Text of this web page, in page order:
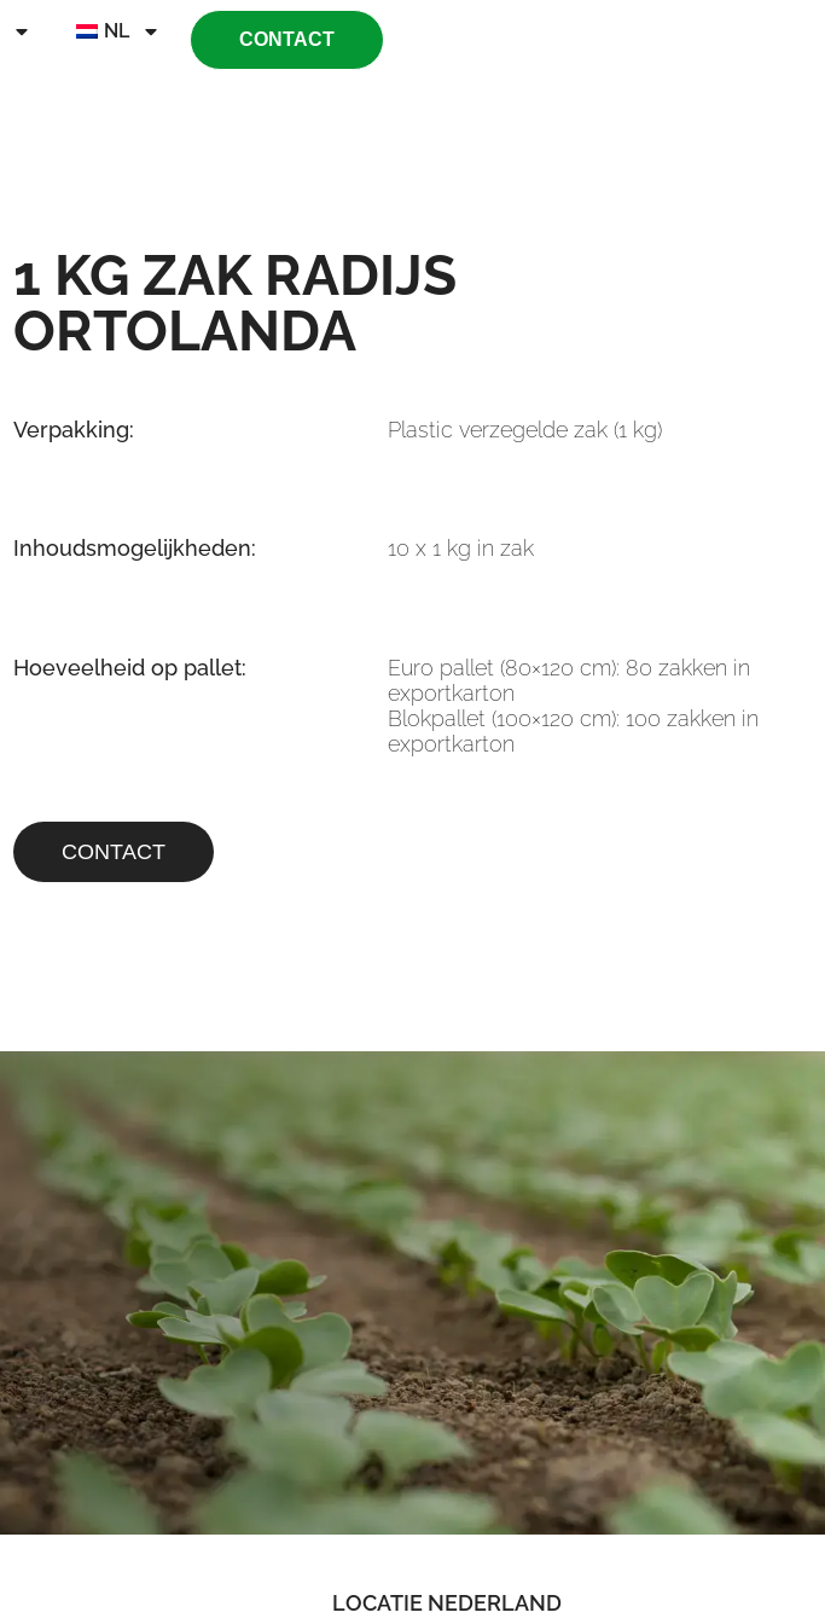
NL CONTACT
1 KG ZAK RADIJS
ORTOLANDA
Verpakking: Plastic verzegelde zak (1 kg)
Inhoudsmogelijkheden: 10 x 1 kg in zak
Hoeveelheid op pallet:
Euro pallet (80×120 cm): 80 zakken in
exportkarton
Blokpallet (100×120 cm): 100 zakken in
exportkarton
CONTACT
LOCATIE NEDERLAND